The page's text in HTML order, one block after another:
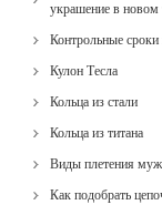
украшение в новом
Контрольные
Кулон Тесла
Кольца из стали
Кольца из титана
Виды плетения
Как подобрать